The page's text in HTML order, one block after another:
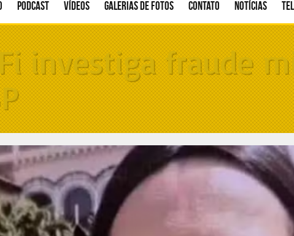
Podcast Vídeos Galerias de fotos Contato Notícias
investiga fraude